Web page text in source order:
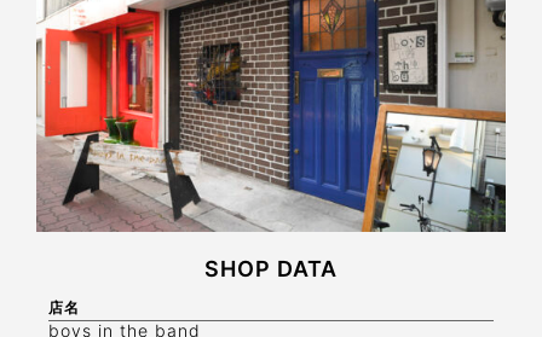
SHOP DATA
店名
boys in the band